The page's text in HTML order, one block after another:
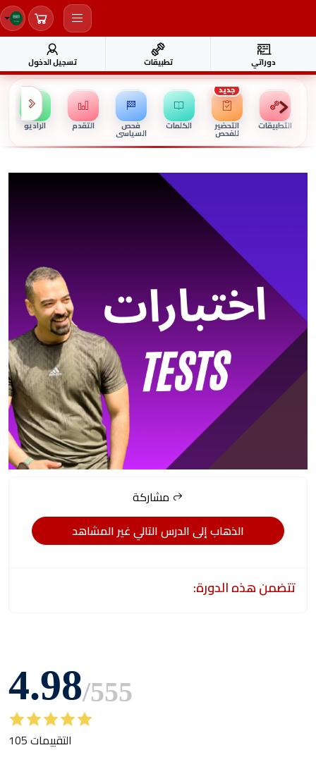
دوراتي تطبيقات تسجيل الدخول
التطبيقات
جديد
التحضير
للفحص
الكلمات فحص
السياسي
التقدم الراديو
مشاركة
الذهاب إلى الدرس التالي غير المشاهد
تتضمن هذه الدورة:
4.98/555
105 التقييمات